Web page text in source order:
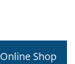
Online Shop